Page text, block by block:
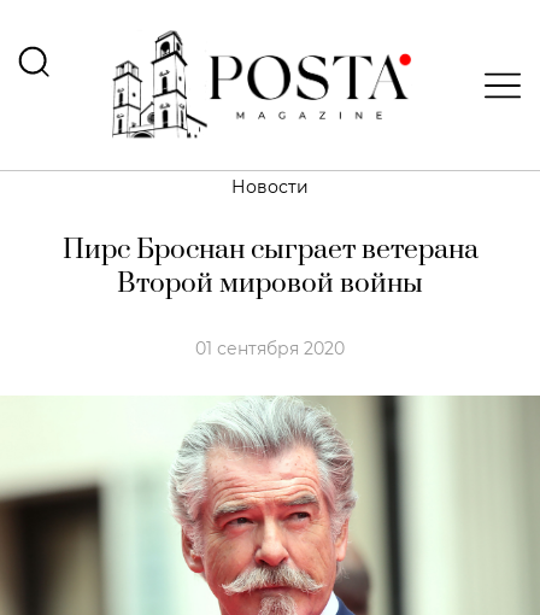
Новости
Пирс Броснан сыграет ветерана
Второй мировой войны
01 сентября 2020